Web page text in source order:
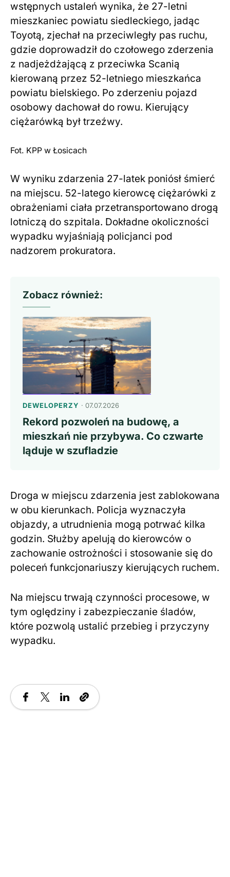
wstępnych ustaleń wynika, że 27-letni
mieszkaniec powiatu siedleckiego, jadąc
Toyotą, zjechał na przeciwległy pas ruchu,
gdzie doprowadził do czołowego zderzenia
z nadjeżdżającą z przeciwka Scanią
kierowaną przez 52-letniego mieszkańca
powiatu bielskiego. Po zderzeniu pojazd
osobowy dachował do rowu. Kierujący
ciężarówką był trzeźwy.
Fot. KPP w Łosicach
W wyniku zdarzenia 27-latek poniósł śmierć
na miejscu. 52-latego kierowcę ciężarówki z
obrażeniami ciała przetransportowano drogą
lotniczą do szpitala. Dokładne okoliczności
wypadku wyjaśniają policjanci pod
nadzorem prokuratora.
Zobacz również:
DEWELOPERZY · 07.07.2026
Rekord pozwoleń na budowę, a
mieszkań nie przybywa. Co czwarte
ląduje w szufladzie
Droga w miejscu zdarzenia jest zablokowana
w obu kierunkach. Policja wyznaczyła
objazdy, a utrudnienia mogą potrwać kilka
godzin. Służby apelują do kierowców o
zachowanie ostrożności i stosowanie się do
poleceń funkcjonariuszy kierujących ruchem.
Na miejscu trwają czynności procesowe, w
tym oględziny i zabezpieczanie śladów,
które pozwolą ustalić przebieg i przyczyny
wypadku.